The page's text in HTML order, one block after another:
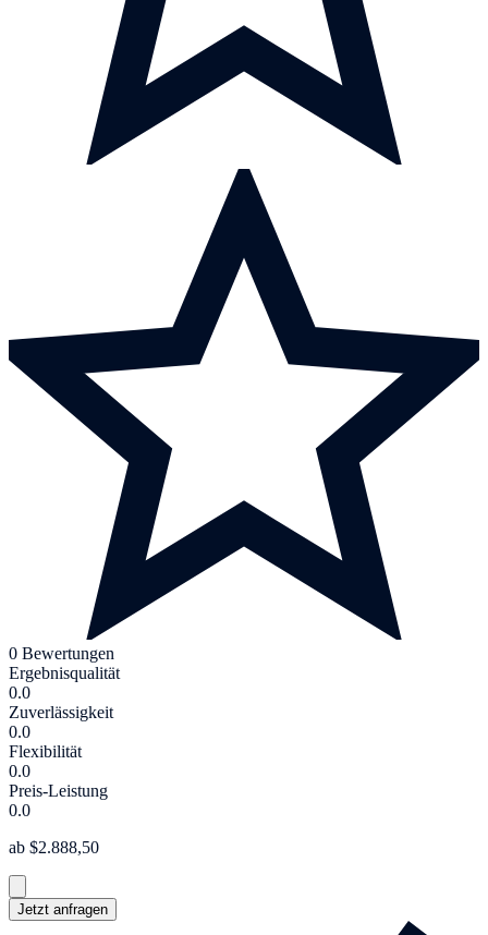
0 Bewertungen
Ergebnisqualität
0.0
Zuverlässigkeit
0.0
Flexibilität
0.0
Preis-Leistung
0.0
ab $2.888,50
Jetzt anfragen